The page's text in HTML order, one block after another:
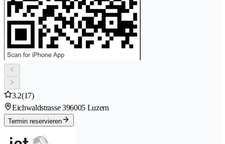
3.2(17)
Eichwaldstrasse 396005 Luzern
Termin reservieren